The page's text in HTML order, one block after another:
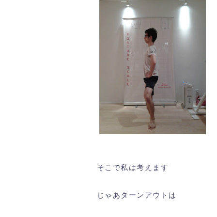
そこで私は考えます
じゃあターンアウトは